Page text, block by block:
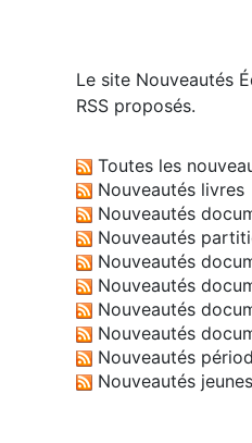
Le site Nouveautés
RSS proposés.
Toutes les
Nouveautés livres
Nouveautés
Nouveautés
Nouveautés
Nouveautés
Nouveautés
Nouveautés
Nouveautés
Nouveautés